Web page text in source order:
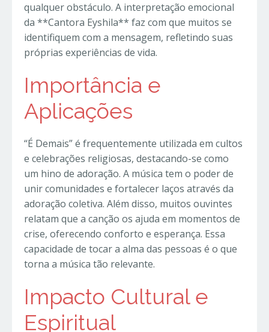
qualquer obstáculo. A interpretação emocional
da **Cantora Eyshila** faz com que muitos se
identifiquem com a mensagem, refletindo suas
próprias experiências de vida.
Importância e
Aplicações
“É Demais” é frequentemente utilizada em cultos
e celebrações religiosas, destacando-se como
um hino de adoração. A música tem o poder de
unir comunidades e fortalecer laços através da
adoração coletiva. Além disso, muitos ouvintes
relatam que a canção os ajuda em momentos de
crise, oferecendo conforto e esperança. Essa
capacidade de tocar a alma das pessoas é o que
torna a música tão relevante.
Impacto Cultural e
Espiritual